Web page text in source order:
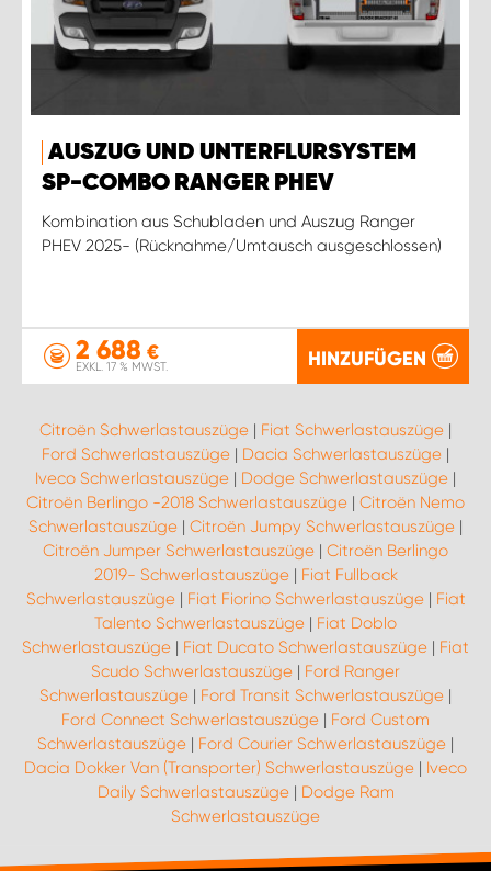
AUSZUG UND UNTERFLURSYSTEM
SP-COMBO RANGER PHEV
Kombination aus Schubladen und Auszug Ranger
PHEV 2025- (Rücknahme/Umtausch ausgeschlossen)
2 688 €
EXKL. 17 % MWST. HINZUFÜGEN
Citroën Schwerlastauszüge | Fiat Schwerlastauszüge |
Ford Schwerlastauszüge | Dacia Schwerlastauszüge |
Iveco Schwerlastauszüge | Dodge Schwerlastauszüge |
Citroën Berlingo -2018 Schwerlastauszüge | Citroën Nemo
Schwerlastauszüge | Citroën Jumpy Schwerlastauszüge |
Citroën Jumper Schwerlastauszüge | Citroën Berlingo
2019- Schwerlastauszüge| Fiat Fullback
Schwerlastauszüge| Fiat Fiorino Schwerlastauszüge| Fiat
Talento Schwerlastauszüge | Fiat Doblo
Schwerlastauszüge | Fiat Ducato Schwerlastauszüge | Fiat
Scudo Schwerlastauszüge | Ford Ranger
Schwerlastauszüge | Ford Transit Schwerlastauszüge |
Ford Connect Schwerlastauszüge | Ford Custom
Schwerlastauszüge | Ford Courier Schwerlastauszüge |
Dacia Dokker Van (Transporter) Schwerlastauszüge | Iveco
Daily Schwerlastauszüge| Dodge Ram
Schwerlastauszüge